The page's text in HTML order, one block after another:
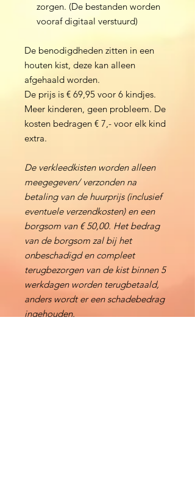
zorgen. (De bestanden worden
vooraf digitaal verstuurd)
De benodigdheden zitten in een
houten kist, deze kan alleen
afgehaald worden.
De prijs is € 69,95 voor 6 kindjes.
Meer kinderen, geen probleem. De
kosten bedragen € 7,- voor elk kind
extra.
De verkleedkisten worden alleen
meegegeven/ verzonden na
betaling van de huurprijs (inclusief
eventuele verzendkosten) en een
borgsom van € 50,00. Het bedrag
van de borgsom zal bij het
onbeschadigd en compleet
terugbezorgen van de kist binnen 5
werkdagen worden terugbetaald,
anders wordt er een schadebedrag
ingehouden.